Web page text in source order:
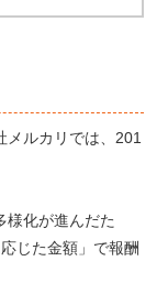
メルカリでは、201
様化が進んだた
じた金額」で報酬